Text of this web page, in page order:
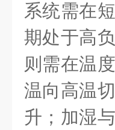
系统需在
期处于高
则需在温
温向高温
升；加湿